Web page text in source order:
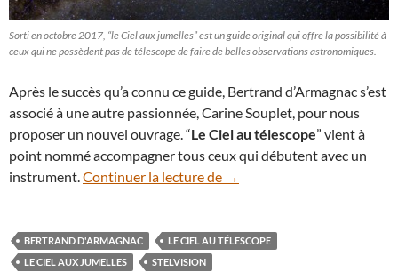
Sorti en octobre 2017, “le Ciel aux jumelles” est un guide original qui offre la possibilité à
ceux qui ne possèdent pas de télescope de faire de belles observations astronomiques.
Après le succès qu’a connu ce guide, Bertrand d’Armagnac s’est
associé à une autre passionnée, Carine Souplet, pour nous
proposer un nouvel ouvrage. “Le Ciel au télescope” vient à
point nommé accompagner tous ceux qui débutent avec un
instrument.Continuer la lecture de “Le Ciel au télescope”, un
→
BERTRAND D'ARMAGNAC
LE CIEL AU TÉLESCOPE
LE CIEL AUX JUMELLES
STELVISION